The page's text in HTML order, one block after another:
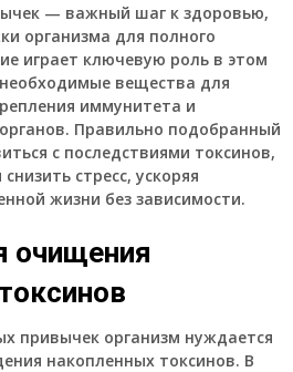
— важный шаг к здоровью,
организма для полного
играет ключевую роль в этом
вещества для
иммунитета и
Правильно подобранный
с последствиями токсинов,
стресс, ускоряя
жизни без зависимости.
очищения
привычек организм нуждается
накопленных токсинов. В